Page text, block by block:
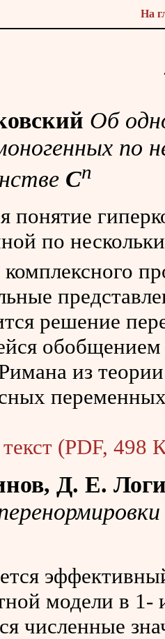
На
Об
по
Cn
понятие
по
решение
обобщением
из
(PDF, 498
Д. Е.
модели в
численные